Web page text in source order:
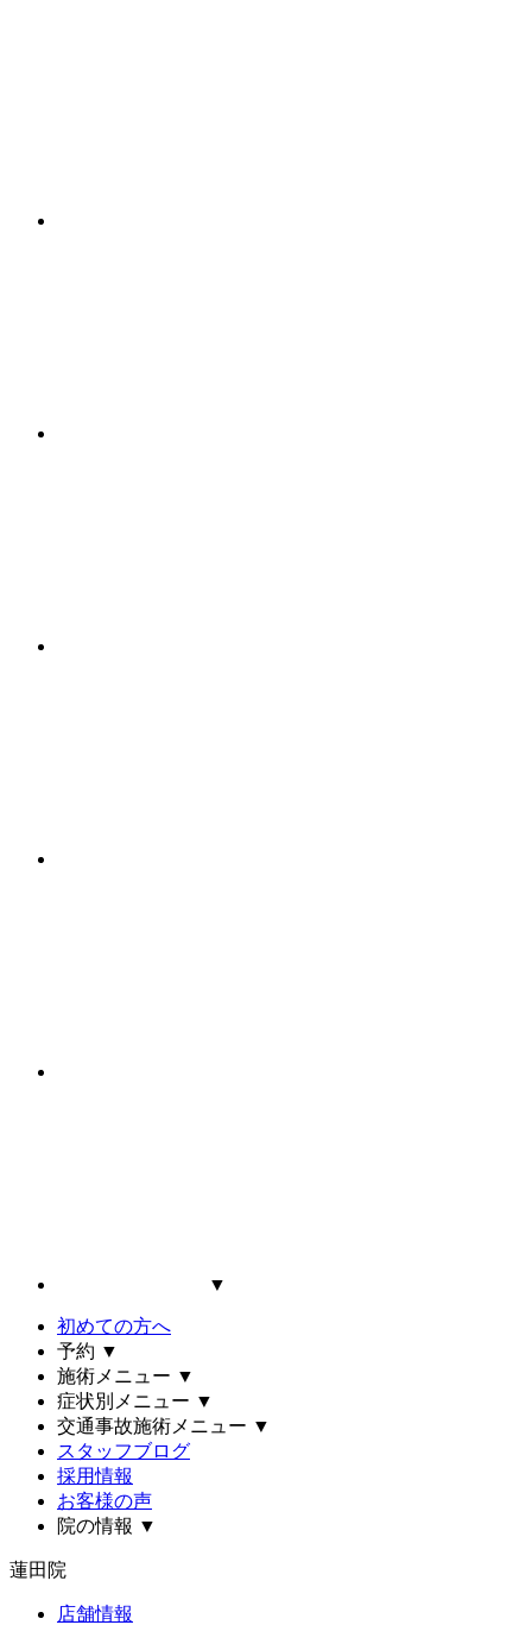
▼
初めての方へ
予約 ▼
施術メニュー ▼
症状別メニュー ▼
交通事故施術メニュー ▼
スタッフブログ
採用情報
お客様の声
院の情報 ▼
蓮田院
店舗情報